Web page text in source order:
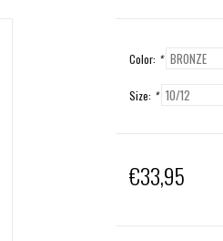
Color: *
Size: *
€33,95